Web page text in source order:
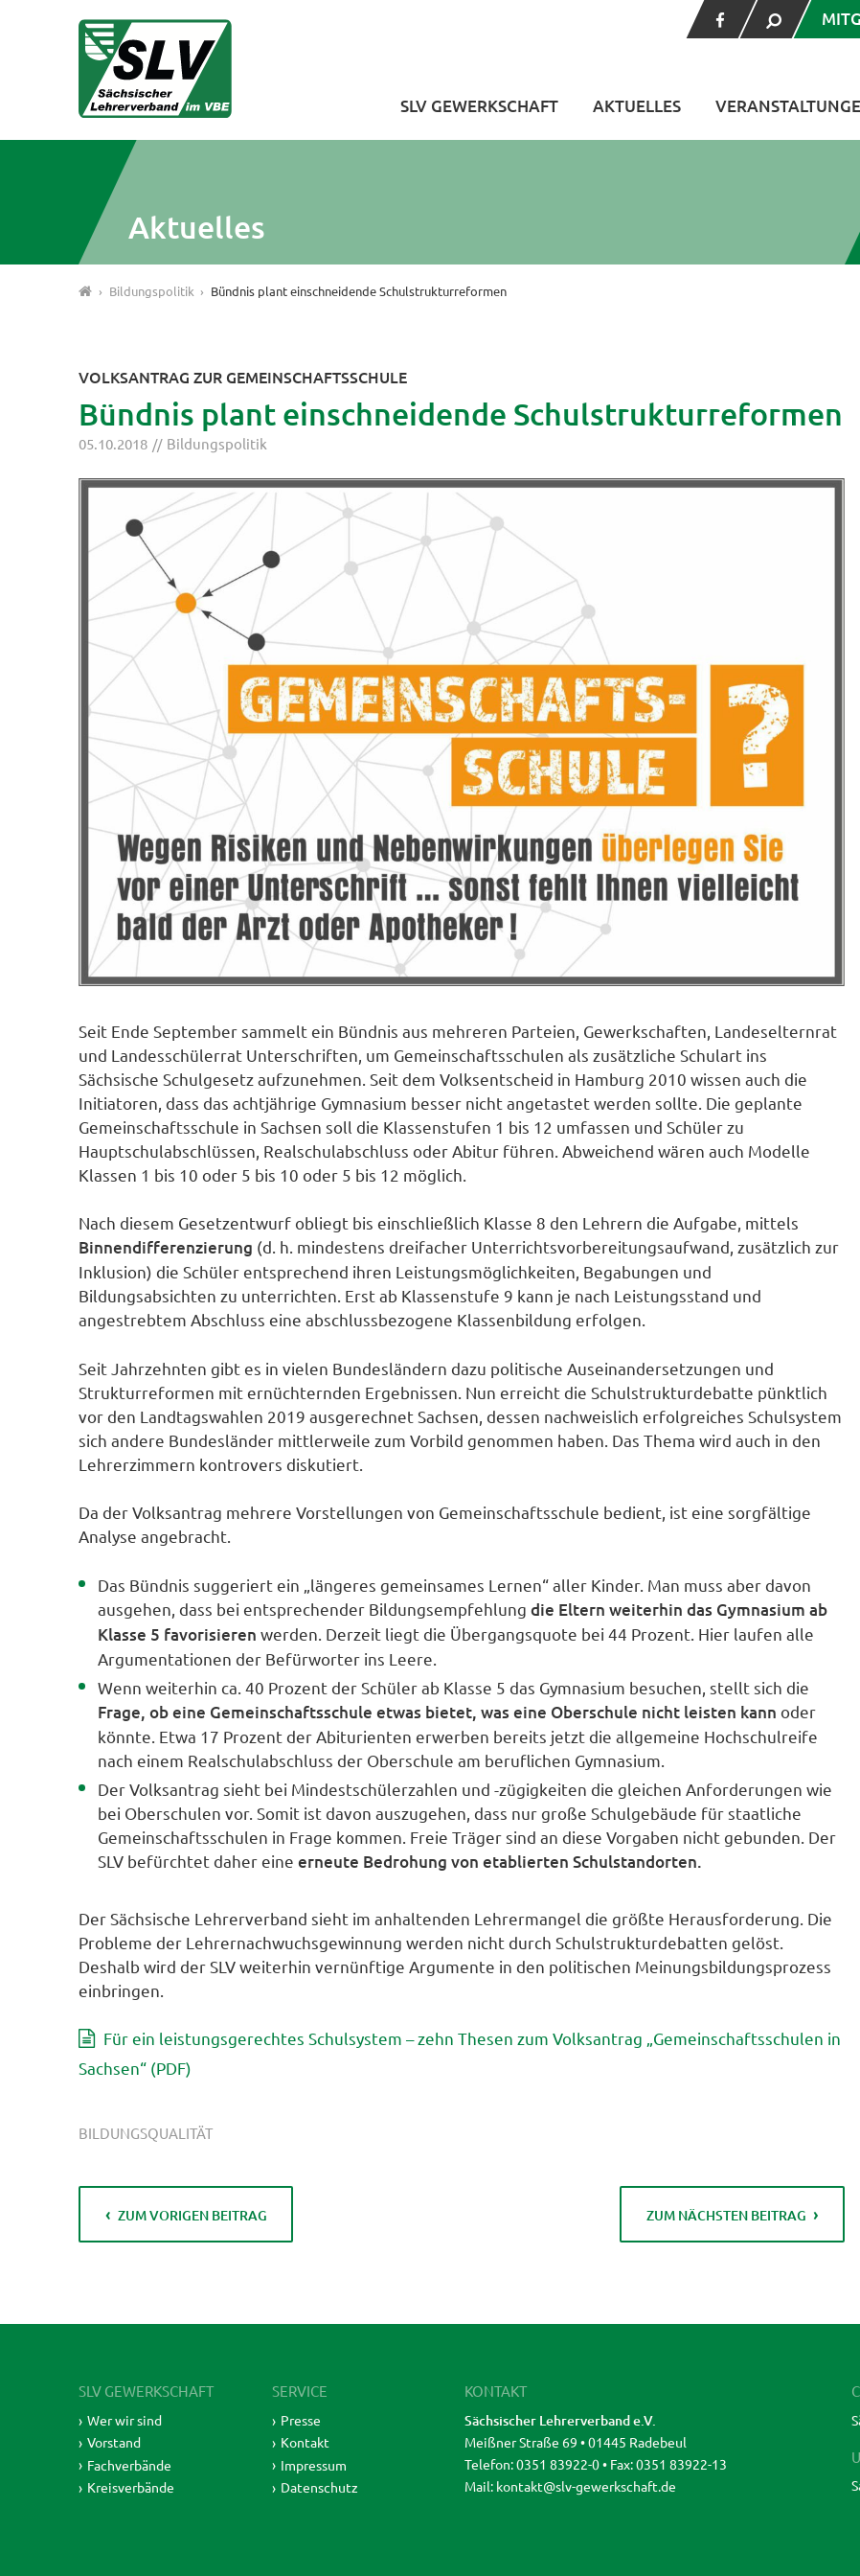
SLV GEWERKSCHAFT AKTUELLES
Aktuelles
Bildungspolitik Bündnis plant einschneidende Schulstrukturreformen
VOLKSANTRAG ZUR GEMEINSCHAFTSSCHULE
Bündnis plant einschneidende Schulstrukturreformen
05.10.2018 Bildungspolitik
Seit Ende September sammelt ein Bündnis aus mehreren Parteien, Gewerkschaften, Landeselternrat
und Landesschülerrat Unterschriften, um Gemeinschaftsschulen als zusätzliche Schulart ins
Sächsische Schulgesetz aufzunehmen. Seit dem Volksentscheid in Hamburg 2010 wissen auch die
Initiatoren, dass das achtjährige Gymnasium besser nicht angetastet werden sollte. Die geplante
Gemeinschaftsschule in Sachsen soll die Klassenstufen 1 bis 12 umfassen und Schüler zu
Hauptschulabschlüssen, Realschulabschluss oder Abitur führen. Abweichend wären auch Modelle
Klassen 1 bis 10 oder 5 bis 10 oder 5 bis 12 möglich.
Nach diesem Gesetzentwurf obliegt bis einschließlich Klasse 8 den Lehrern die Aufgabe, mittels
Binnendifferenzierung (d. h. mindestens dreifacher Unterrichtsvorbereitungsaufwand, zusätzlich zur
Inklusion) die Schüler entsprechend ihren Leistungsmöglichkeiten, Begabungen und
Bildungsabsichten zu unterrichten. Erst ab Klassenstufe 9 kann je nach Leistungsstand und
angestrebtem Abschluss eine abschlussbezogene Klassenbildung erfolgen.
Seit Jahrzehnten gibt es in vielen Bundesländern dazu politische Auseinandersetzungen und
Strukturreformen mit ernüchternden Ergebnissen. Nun erreicht die Schulstrukturdebatte pünktlich
vor den Landtagswahlen 2019 ausgerechnet Sachsen, dessen nachweislich erfolgreiches Schulsystem
sich andere Bundesländer mittlerweile zum Vorbild genommen haben. Das Thema wird auch in den
Lehrerzimmern kontrovers diskutiert.
Da der Volksantrag mehrere Vorstellungen von Gemeinschaftsschule bedient, ist eine sorgfältige
Analyse angebracht.
Das Bündnis suggeriert ein „längeres gemeinsames Lernen“ aller Kinder. Man muss aber davon
ausgehen, dass bei entsprechender Bildungsempfehlungdie Eltern weiterhin das Gymnasium ab
Klasse 5 favorisieren werden. Derzeit liegt die Übergangsquote bei 44 Prozent. Hier laufen alle
Argumentationen der Befürworter ins Leere.
Wenn weiterhin ca. 40 Prozent der Schüler ab Klasse 5 das Gymnasium besuchen, stellt sich die
Frage, ob eine Gemeinschaftsschule etwas bietet, was eine Oberschule nicht leisten kann oder
könnte. Etwa 17 Prozent der Abiturienten erwerben bereits jetzt die allgemeine Hochschulreife
nach einem Realschulabschluss der Oberschule am beruflichen Gymnasium.
Der Volksantrag sieht bei Mindestschülerzahlen und -zügigkeiten die gleichen Anforderungen wie
bei Oberschulen vor. Somit ist davon auszugehen, dass nur große Schulgebäude für staatliche
Gemeinschaftsschulen in Frage kommen. Freie Träger sind an diese Vorgaben nicht gebunden. Der
SLV befürchtet daher eineerneute Bedrohung von etablierten Schulstandorten.
Der Sächsische Lehrerverband sieht im anhaltenden Lehrermangel die größte Herausforderung. Die
Probleme der Lehrernachwuchsgewinnung werden nicht durch Schulstrukturdebatten gelöst.
Deshalb wird der SLV weiterhin vernünftige Argumente in den politischen Meinungsbildungsprozess
einbringen.
Für ein leistungsgerechtes Schulsystem – zehn Thesen zum Volksantrag „Gemeinschaftsschulen in
Sachsen“ (PDF)
BILDUNGSQUALITÄT
ZUM VORIGEN BEITRAG ZUM NÄCHSTEN BEITRAG
SLV GEWERKSCHAFT
Wer wir sind
Vorstand
Fachverbände
Kreisverbände
SERVICE
Presse
Kontakt
Impressum
Datenschutz
KONTAKT
Sächsischer Lehrerverband e.V.
Meißner Straße 69 • 01445 Radebeul
Telefon: 0351 83922-0 • Fax: 0351 83922-13
Mail: kontakt@slv-gewerkschaft.de